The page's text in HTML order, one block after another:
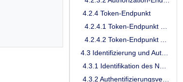
4.2.4 Token-Endpunkt